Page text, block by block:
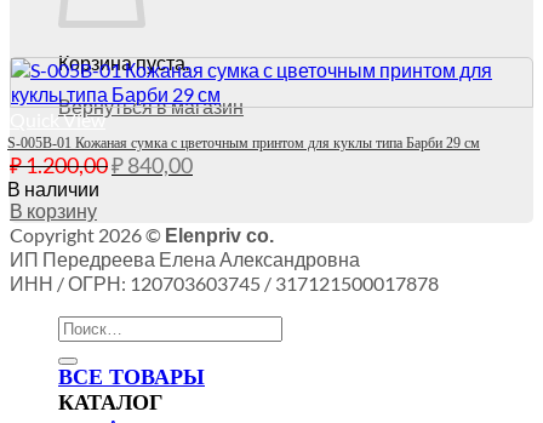
Корзина пуста.
Вернуться в магазин
Quick View
S-005B-01 Кожаная сумка с цветочным принтом для куклы типа Барби 29 см
₽1.200,00Первоначальная
₽ 1.200,00.
₽840,00Текущая
В наличии
В корзину
Copyright 2026 © Elenpriv co.
ИП Передреева Елена Александровна
ИНН / ОГРН: 120703603745 / 317121500017878
Искать:
ВСЕ ТОВАРЫ
КАТАЛОГ